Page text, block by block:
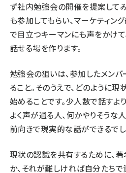
ず社内勉強会の開催を提案して
も参加してもらい、マーケティン
で目立つキーマンにも声をかけて
話せる場を作ります。
勉強会の狙いは、参加したメン
ること。そのうえで、どのように
始めることです。少人数で話すよ
よく声が通る人、何かやりそうな
前向きで現実的な話ができるでし
現状の認識を共有するために、
か、それが難しければ自分たちで